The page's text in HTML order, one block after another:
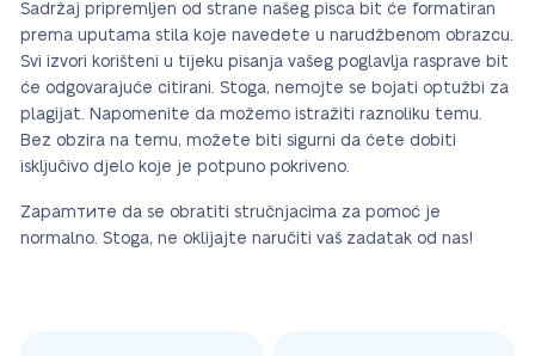
Sadržaj pripremljen od strane našeg pisca bit će formatiran
prema uputama stila koje navedete u narudžbenom obrazcu.
Svi izvori korišteni u tijeku pisanja vašeg poglavlja rasprave bit
će odgovarajuće citirani. Stoga, nemojte se bojati optužbi za
plagijat. Napomenite da možemo istražiti raznoliku temu.
Bez obzira na temu, možete biti sigurni da ćete dobiti
isključivo djelo koje je potpuno pokriveno.
Zapamтите da se obratiti stručnjacima za pomoć je
normalno. Stoga, ne oklijajte naručiti vaš zadatak od nas!